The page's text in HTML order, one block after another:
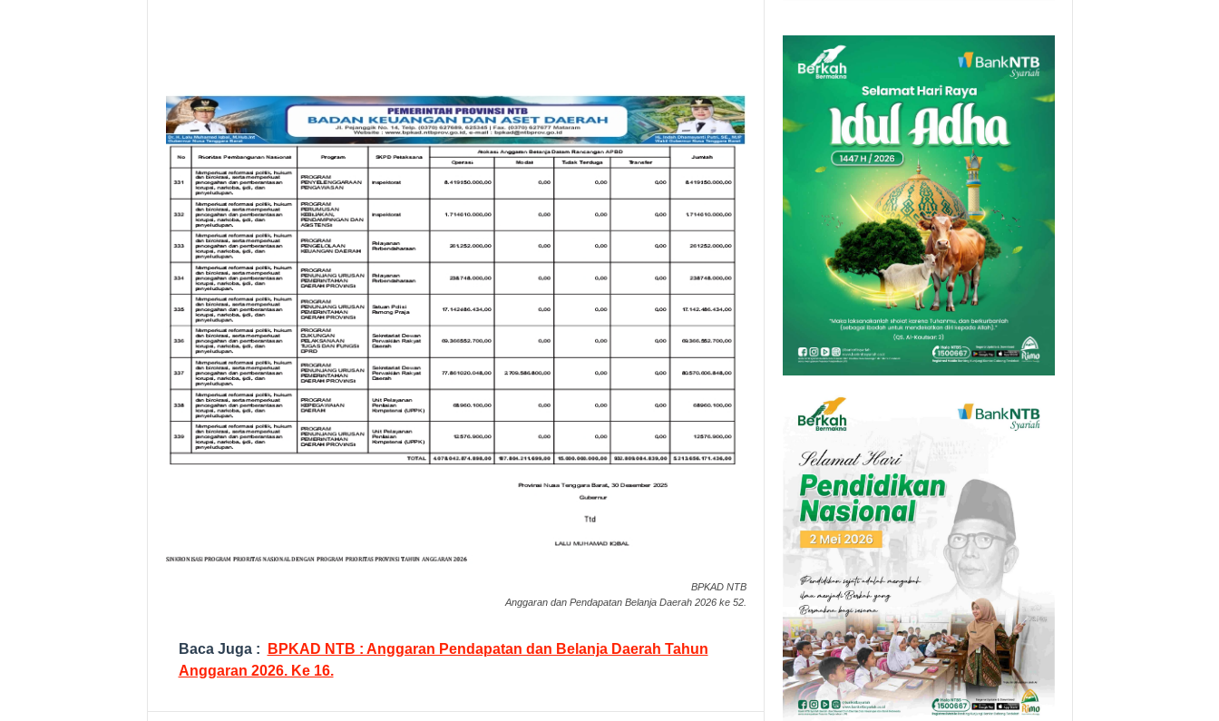
BPKAD NTB
Anggaran dan Pendapatan Belanja Daerah 2026 ke 52.
Baca Juga :
BPKAD NTB : Anggaran Pendapatan dan Belanja Daerah Tahun
Anggaran 2026. Ke 16.